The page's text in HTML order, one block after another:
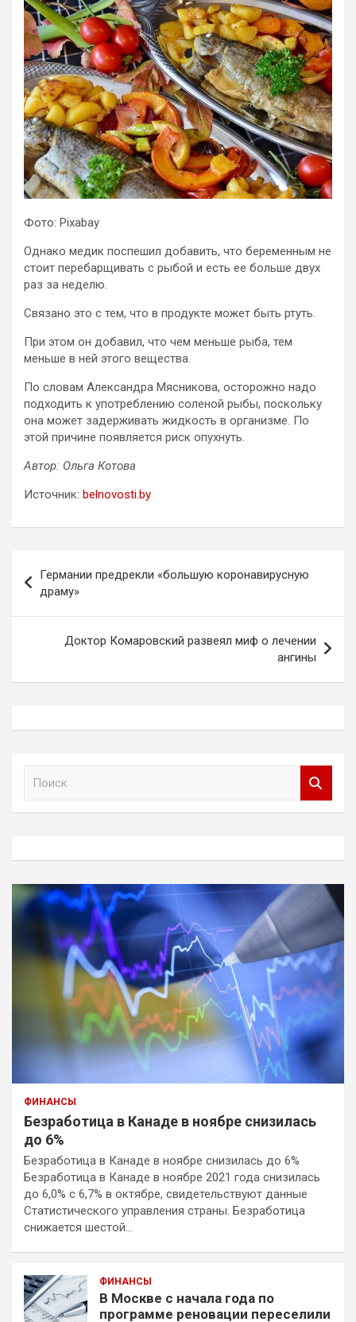
Фото: Pixabay
Однако медик поспешил добавить, что беременным не
стоит перебарщивать с рыбой и есть ее больше двух
раз за неделю.
Связано это с тем, что в продукте может быть ртуть.
При этом он добавил, что чем меньше рыба, тем
меньше в ней этого вещества.
По словам Александра Мясникова, осторожно надо
подходить к употреблению соленой рыбы, поскольку
она может задерживать жидкость в организме. По
этой причине появляется риск опухнуть.
Автор: Ольга Котова
Источник: belnovosti.by
по
записям
Германии предрекли «большую коронавирусную
драму»
Доктор Комаровский развеял миф о лечении
ангины
ФИНАНСЫ
Безработица в Канаде в ноябре снизилась
до 6%
Безработица в Канаде в ноябре снизилась до 6%
Безработица в Канаде в ноябре 2021 года снизилась
до 6,0% с 6,7% в октябре, свидетельствуют данные
Статистического управления страны. Безработица
снижается шестой…
ФИНАНСЫ
В Москве с начала года по
программе реновации переселили